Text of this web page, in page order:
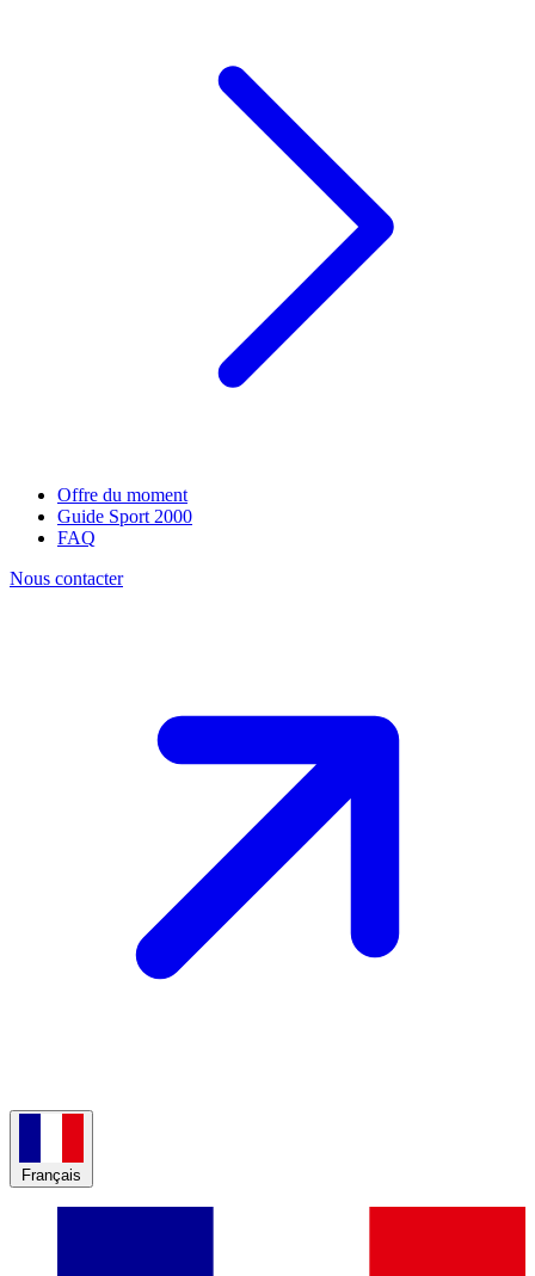
Offre du moment
Guide Sport 2000
FAQ
Nous contacter
Français